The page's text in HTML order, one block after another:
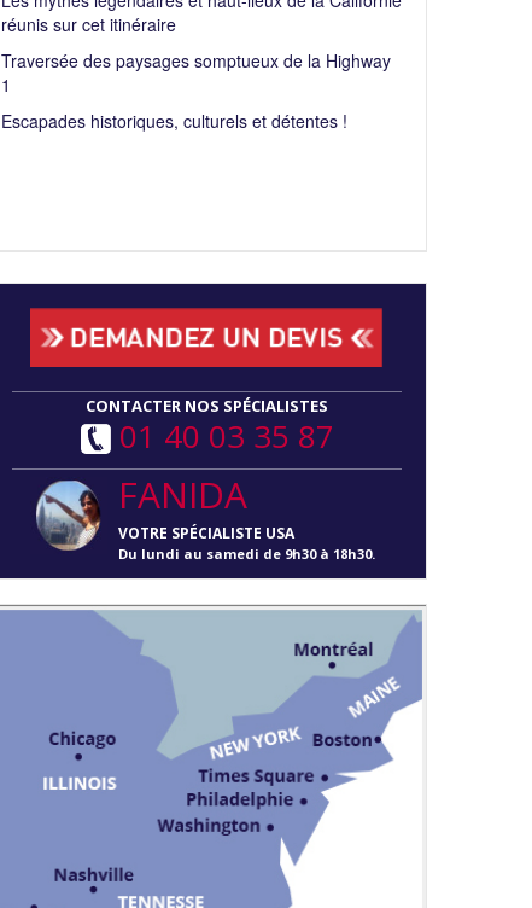
réunis sur cet itinéraire
Traversée des paysages somptueux de la Highway
1
Escapades historiques, culturels et détentes !
CONTACTER NOS SPÉCIALISTES
01 40 03 35 87
FANIDA
VOTRE SPÉCIALISTE USA
Du lundi au samedi de 9h30 à 18h30.